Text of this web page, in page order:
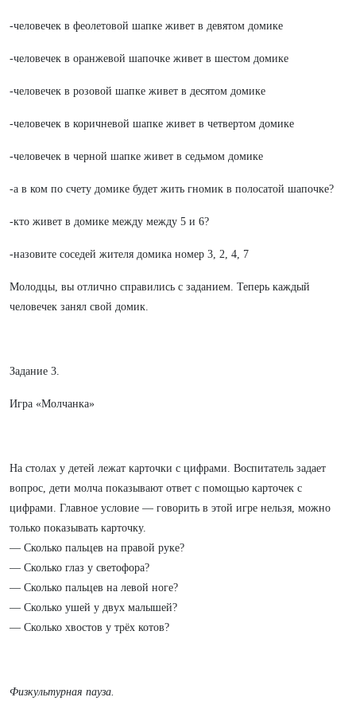
-человечек в феолетовой шапке живет в девятом домике
-человечек в оранжевой шапочке живет в шестом домике
-человечек в розовой шапке живет в десятом домике
-человечек в коричневой шапке живет в четвертом домике
-человечек в черной шапке живет в седьмом домике
-а в ком по счету домике будет жить гномик в полосатой шапочке?
-кто живет в домике между между 5 и 6?
-назовите соседей жителя домика номер 3, 2, 4, 7
Молодцы, вы отлично справились с заданием. Теперь каждый
человечек занял свой домик.
Задание 3.
Игра «Молчанка»
На столах у детей лежат карточки с цифрами. Воспитатель задает
вопрос, дети молча показывают ответ с помощью карточек с
цифрами. Главное условие — говорить в этой игре нельзя, можно
только показывать карточку.
— Сколько пальцев на правой руке?
— Сколько глаз у светофора?
— Сколько пальцев на левой ноге?
— Сколько ушей у двух малышей?
— Сколько хвостов у трёх котов?
Физкультурная пауза.